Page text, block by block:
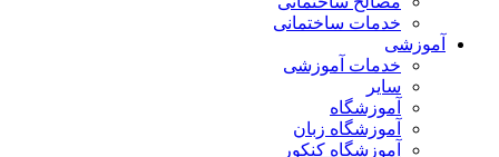
خدمات ساختمانی
آموزشی
خدمات آموزشی
سایر
آموزشگاه
آموزشگاه زبان
آموزشگاه کنکور